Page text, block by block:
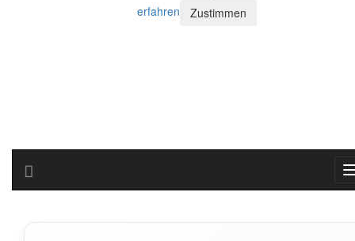
erfahren
Zustimmen